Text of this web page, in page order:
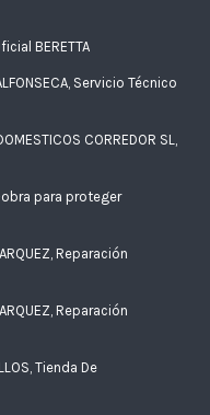
BERETTA
Servicio Técnico
CORREDOR SL,
para proteger
Reparación
Reparación
Tienda De